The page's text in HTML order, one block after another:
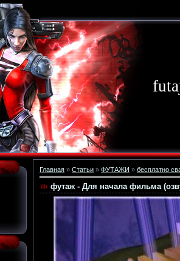
Главная » Статьи » ФУТАЖИ » бесплатно
футаж - Для начала фильма